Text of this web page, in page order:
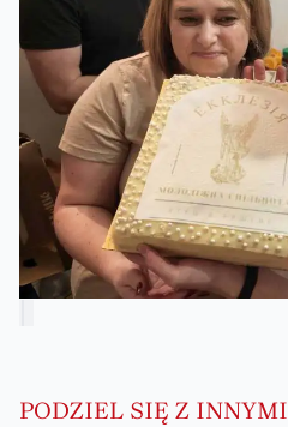
PODZIEL SIĘ Z INNYMI